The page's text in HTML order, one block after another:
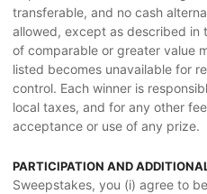
transferable, and no cash
allowed, except as described in
of comparable or greater value
listed becomes unavailable for
control. Each winner is
local taxes, and for any other
acceptance or use of any prize.
PARTICIPATION AND
Sweepstakes, you (i) agree to